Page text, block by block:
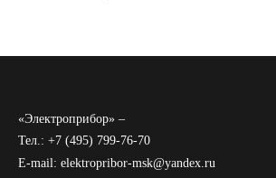
«Электроприбор» –
Тел.: +7 (495) 799-76-70
E-mail: elektropribor-msk@yandex.ru